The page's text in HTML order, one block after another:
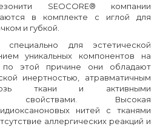
SEOCORE® компании
в комплекте с иглой для
и губкой.
специально для эстетической
уникальных компонентов на
по этой причине они обладают
инертностью, атравматичным
ткани и активными
свойствами. Высокая
нитей с тканями
аллергических реакций и